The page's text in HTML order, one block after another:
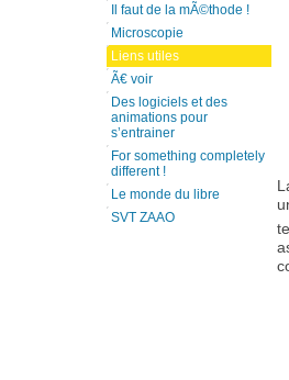
Il faut de la mÃ©thode !
Microscopie
Liens utiles
Ã€ voir
Des logiciels et des
animations pour
s’entrainer
For something completely
different !
Le monde du libre
SVT ZAAO